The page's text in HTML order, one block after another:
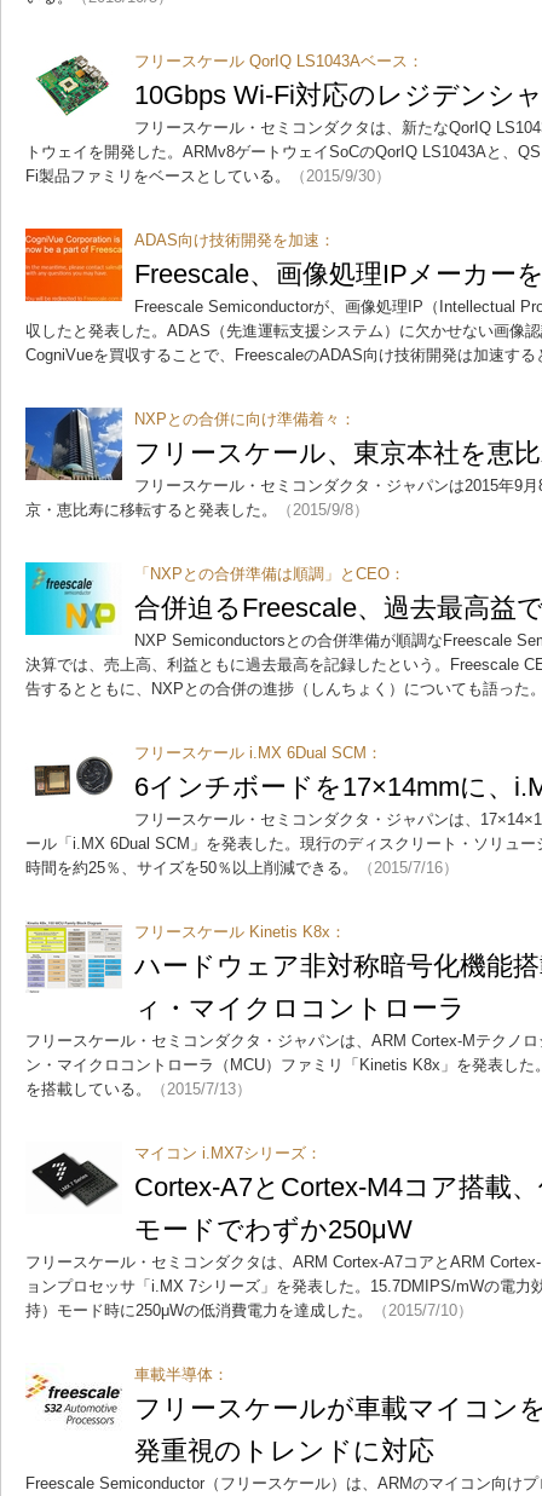
フリースケール QorIQ LS1043Aベース：
10Gbps Wi-Fi対応のレジデンシ
フリースケール・セミコンダクタは、新たなQorIQ
トウェイを開発した。ARMv8ゲートウェイSoCのQorIQ LS1043Aと、
Fi製品ファミリをベースとしている。
（2015/9/30）
ADAS向け技術開発を加速：
Freescale、画像処理IPメーカー
Freescale Semiconductorが、画像処理IP（Intellectual
収したと発表した。ADAS（先進運転支援システム）に欠かせない画像
CogniVueを買収することで、FreescaleのADAS向け技術開発は加速する
NXPとの合併に向け準備着々：
フリースケール、東京本社を恵
フリースケール・セミコンダクタ・ジャパンは2015年9
京・恵比寿に移転すると発表した。
（2015/9/8）
「NXPとの合併準備は順調」とCEO：
合併迫るFreescale、過去最高益
NXP Semiconductorsとの合併準備が順調なFreescale
決算では、売上高、利益ともに過去最高を記録したという。Freescale
告するとともに、NXPとの合併の進捗（しんちょく）についても語った
フリースケール i.MX 6Dual SCM：
6インチボードを17×14mmに、
フリースケール・セミコンダクタ・ジャパンは、
ール「i.MX 6Dual SCM」を発表した。現行のディスクリート・ソリュ
時間を約25％、サイズを50％以上削減できる。
（2015/7/16）
フリースケール Kinetis K8x：
ハードウェア非対称暗号化機能
ィ・マイクロコントローラ
フリースケール・セミコンダクタ・ジャパンは、ARM Cortex-Mテクノ
ン・マイクロコントローラ（MCU）ファミリ「Kinetis K8x」を発表し
を搭載している。
（2015/7/13）
マイコン i.MX7シリーズ：
Cortex-A7とCortex-M4コア搭載
モードでわずか250μW
フリースケール・セミコンダクタは、ARM Cortex-A7コアとARM
ョンプロセッサ「i.MX 7シリーズ」を発表した。15.7DMIPS/mWの電力
持）モード時に250μWの低消費電力を達成した。
（2015/7/10）
車載半導体：
フリースケールが車載マイコン
発重視のトレンドに対応
Freescale Semiconductor（フリースケール）は、ARMのマイコン向け